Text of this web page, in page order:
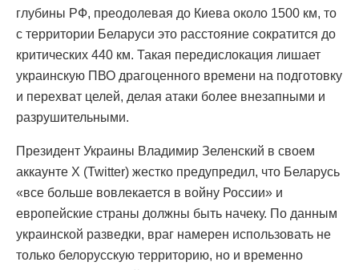
глубины РФ, преодолевая до Киева около 1500 км, то
с территории Беларуси это расстояние сократится до
критических 440 км. Такая передислокация лишает
украинскую ПВО драгоценного времени на подготовку
и перехват целей, делая атаки более внезапными и
разрушительными.
Президент Украины Владимир Зеленский в своем
аккаунте X (Twitter) жестко предупредил, что Беларусь
«все больше вовлекается в войну России» и
европейские страны должны быть начеку. По данным
украинской разведки, враг намерен использовать не
только белорусскую территорию, но и временно